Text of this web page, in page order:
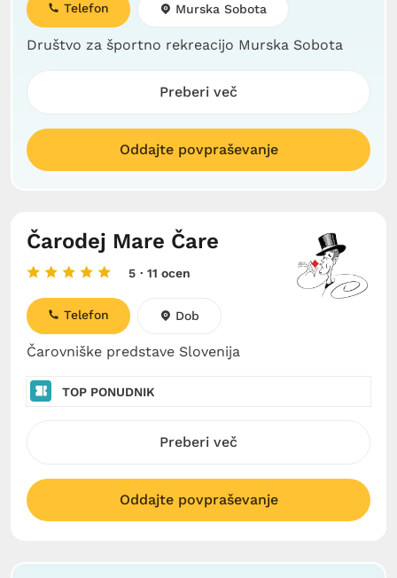
Društvo za športno rekreacijo Murska Sobota
Telefon Murska Sobota
Preberi več
Oddajte povpraševanje
Čarodej Mare Čare
5 · 11 ocen
Čarovniške predstave Slovenija
Telefon Dob
TOP PONUDNIK
Preberi več
Oddajte povpraševanje